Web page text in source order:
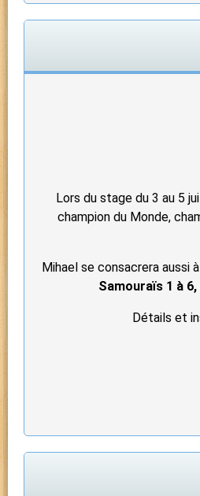
Lors du stage du 3 au 5
champion du Monde,
Mihael se consacrera aussi à
Samouraïs 1 à
Détails et